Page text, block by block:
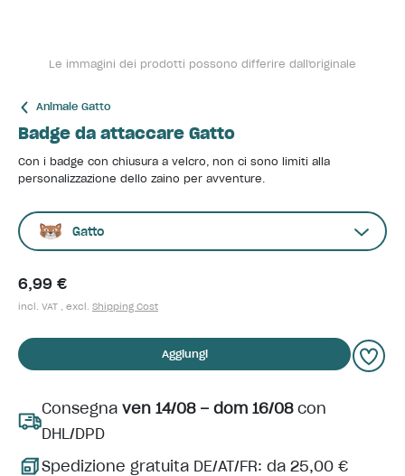
Le immagini dei prodotti possono differire dall'originale
Animale Gatto
Badge da attaccare Gatto
Con i badge con chiusura a velcro, non ci sono limiti alla
personalizzazione dello zaino per avventure.
Gatto
6,99 €
incl. VAT , excl. Shipping Cost
Aggiungi
Consegna ven 14/08 – dom 16/08con
DHL/DPD
Spedizione gratuita DE/AT/FR: da 25,00 €